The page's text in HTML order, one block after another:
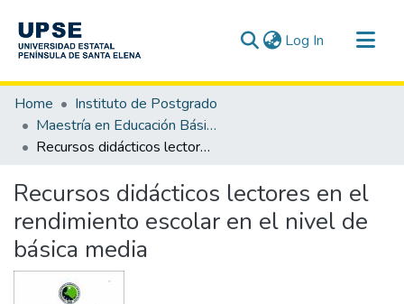
Log In (current)
Communities & Collections
All of DSpace
Statistics
Home
Instituto de Postgrado
Maestría en Educación Básica
Recursos didácticos lectores en el rendimiento escolar en el nivel de básica media
Recursos didácticos lectores en el
rendimiento escolar en el nivel de
básica media